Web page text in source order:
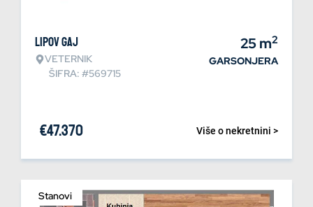
Lipov gaj
VETERNIK
ŠIFRA: #569715
25m2
GARSONJERA
Više o nekretnini >
€47.370
Stanovi